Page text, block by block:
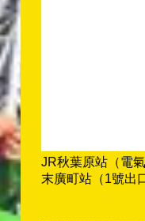
JR秋葉原站（電
末廣町站（1號出